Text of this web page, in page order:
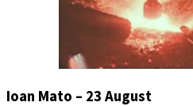
Ioan Mato – 23 August